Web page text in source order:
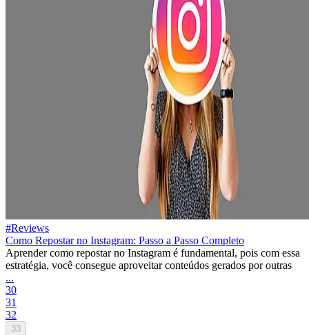
#Reviews
Como Repostar no Instagram: Passo a Passo Completo
Aprender como repostar no Instagram é fundamental, pois com essa
estratégia, você consegue aproveitar conteúdos gerados por outras
...
30
31
32
33